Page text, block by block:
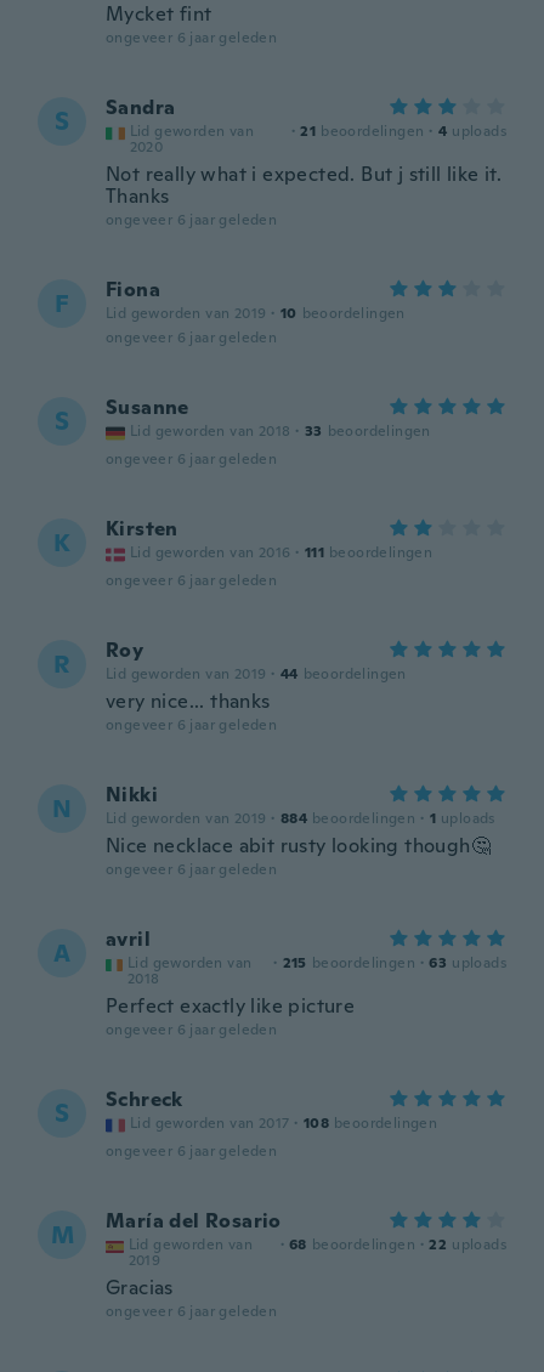
Mycket fint
ongeveer 6 jaar geleden
S Sandra
Lid geworden van
2020
· 21 beoordelingen · 4 uploads
Not really what i expected. But j still like it.
Thanks
ongeveer 6 jaar geleden
F Fiona
Lid geworden van 2019 · 10 beoordelingen
ongeveer 6 jaar geleden
S Susanne
Lid geworden van 2018 · 33 beoordelingen
ongeveer 6 jaar geleden
K Kirsten
Lid geworden van 2016 · 111 beoordelingen
ongeveer 6 jaar geleden
R Roy
Lid geworden van 2019 · 44 beoordelingen
very nice... thanks
ongeveer 6 jaar geleden
N Nikki
Lid geworden van 2019 · 884 beoordelingen · 1 uploads
Nice necklace abit rusty looking though🤔
ongeveer 6 jaar geleden
A avril
Lid geworden van
2018
· 215 beoordelingen · 63 uploads
Perfect exactly like picture
ongeveer 6 jaar geleden
S Schreck
Lid geworden van 2017 · 108 beoordelingen
ongeveer 6 jaar geleden
M María del Rosario
Lid geworden van
2019
· 68 beoordelingen · 22 uploads
Gracias
ongeveer 6 jaar geleden